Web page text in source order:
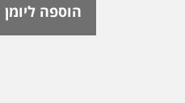
הוספה ליומן